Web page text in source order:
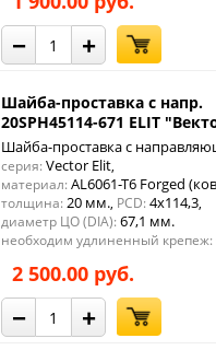
− +
Шайба-проставка с напр.
20SPH45114-671 ELIT
Шайба-проставка с
серия: Vector Elit,
материал: AL6061-T6 Forged
толщина: 20 мм., PCD: 4x114,3,
диаметр ЦО (DIA): 67,1 мм.
необходим удлиненный крепеж:
2 500.00 руб.
− +